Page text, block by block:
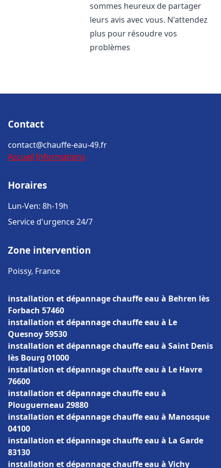
sommes heureux de partager
leurs avis avec vous. N'attendez
plus pour résoudre vos
problèmes
Contact
contact@chauffe-eau-49.fr
Accueil Informations
Horaires
Lun-Ven: 8h-19h
Service d'urgence 24/7
Zone intervention
Poissy, France
installation et dépannage chauffe eau à Behren lès
Forbach 57460
installation et dépannage chauffe eau à Le
Quesnoy 59530
installation et dépannage chauffe eau à Saint Denis
lès Bourg 01000
installation et dépannage chauffe eau à Le Havre
76600
installation et dépannage chauffe eau à
Plouguerneau 29880
installation et dépannage chauffe eau à Manosque
04100
installation et dépannage chauffe eau à La Garde
83130
installation et dépannage chauffe eau à Vichy